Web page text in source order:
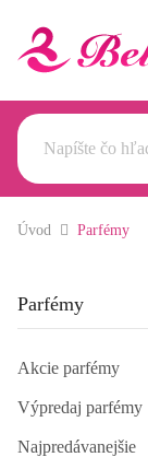
Úvod Parfémy
Parfémy
Akcie parfémy
Výpredaj parfémy
Najpredávanejšie